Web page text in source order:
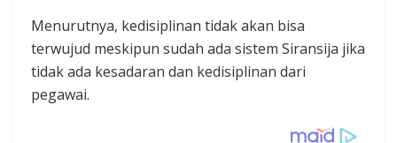
Menurutnya, kedisiplinan tidak akan bisa
terwujud meskipun sudah ada sistem Siransija jika
tidak ada kesadaran dan kedisiplinan dari
pegawai.